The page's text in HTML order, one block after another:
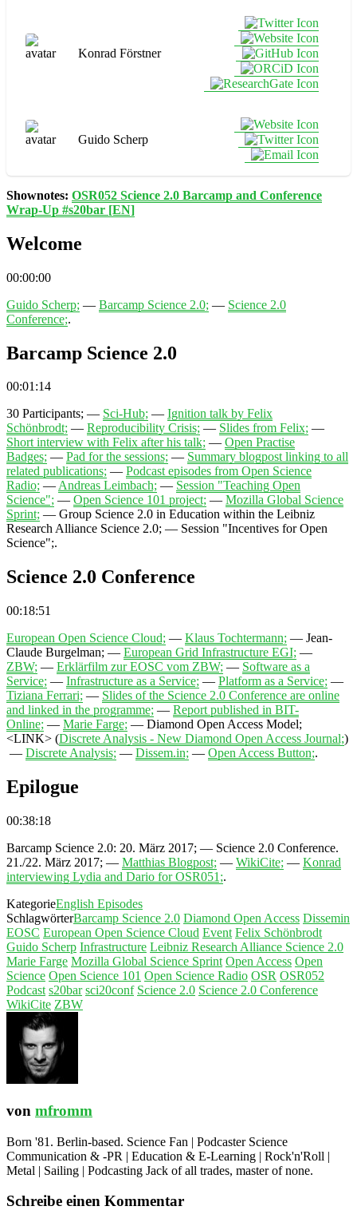
Konrad Förstner
Guido Scherp
Shownotes: OSR052 Science 2.0 Barcamp and Conference
Wrap-Up #s20bar [EN]
Welcome
00:00:00
Guido Scherp; — Barcamp Science 2.0; — Science 2.0
Conference;.
Barcamp Science 2.0
00:01:14
30 Participants; — Sci-Hub; — Ignition talk by Felix
Schönbrodt; — Reproducibility Crisis; — Slides from Felix; —
Short interview with Felix after his talk; — Open Practise
Badges; — Pad for the sessions; — Summary blogpost linking to all
related publications; — Podcast episodes from Open Science
Radio; —Andreas Leimbach; — Session "Teaching Open
Science"; — Open Science 101 project; — Mozilla Global Science
Sprint; — Group Science 2.0 in Education within the Leibniz
Research Alliance Science 2.0; — Session "Incentives for Open
Science";.
Science 2.0 Conference
00:18:51
European Open Science Cloud; — Klaus Tochtermann; — Jean-
Claude Burgelman; — European Grid Infrastructure EGI; —
ZBW; — Erklärfilm zur EOSC vom ZBW; — Software as a
Service; — Infrastructure as a Service; — Platform as a Service; —
Tiziana Ferrari; — Slides of the Science 2.0 Conference are online
and linked in the programme; — Report published in BIT-
Online; — Marie Farge; — Diamond Open Access Model;
<LINK> (Discrete Analysis - New Diamond Open Access Journal;)
— Discrete Analysis; — Dissem.in; — Open Access Button;.
Epilogue
00:38:18
Barcamp Science 2.0: 20. März 2017; — Science 2.0 Conference.
21./22. März 2017; — Matthias Blogpost; — WikiCite; — Konrad
interviewing Lydia and Dario for OSR051;.
KategorieEnglish Episodes
SchlagwörterBarcamp Science 2.0 Diamond Open Access Dissemin
EOSC European Open Science Cloud Event Felix Schönbrodt
Guido Scherp Infrastructure Leibniz Research Alliance Science 2.0
Marie Farge Mozilla Global Science Sprint Open Access Open
Science Open Science 101 Open Science Radio OSR OSR052
Podcast s20bar sci20conf Science 2.0 Science 2.0 Conference
WikiCite ZBW
von mfromm
Born '81. Berlin-based. Science Fan | Podcaster Science
Communication & -PR | Education & E-Learning | Rock'n'Roll |
Metal | Sailing | Podcasting Jack of all trades, master of none.
Schreibe einen Kommentar